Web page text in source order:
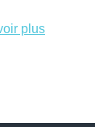
plus